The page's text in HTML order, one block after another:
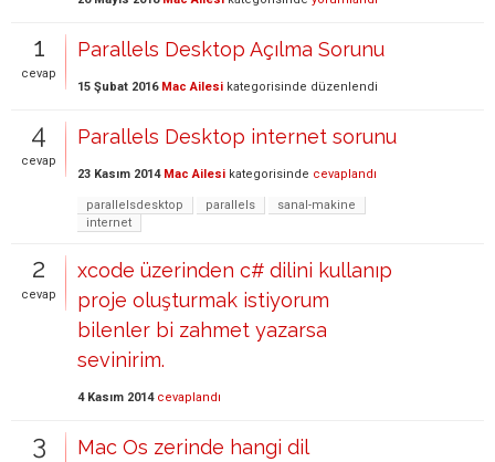
1
cevap
Parallels Desktop Açılma Sorunu
15 Şubat 2016 Mac Ailesi kategorisinde düzenlendi
4
cevap
Parallels Desktop internet sorunu
23 Kasım 2014 Mac Ailesi kategorisinde cevaplandı
parallelsdesktop parallels
sanal-makine
internet
2
cevap
xcode üzerinden c# dilini kullanıp
proje oluşturmak istiyorum
bilenler bi zahmet yazarsa
sevinirim.
4 Kasım 2014 cevaplandı
3
Mac Os zerinde hangi dil